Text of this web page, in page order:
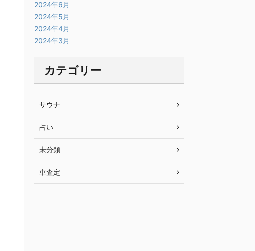
2024年6月
2024年5月
2024年4月
2024年3月
カテゴリー
サウナ
占い
未分類
車査定